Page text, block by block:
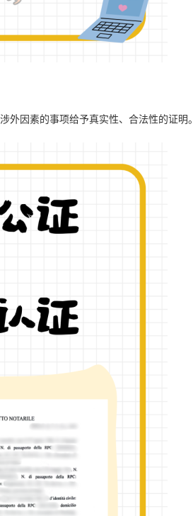
因素的事项给予真实性、合法性的证明。